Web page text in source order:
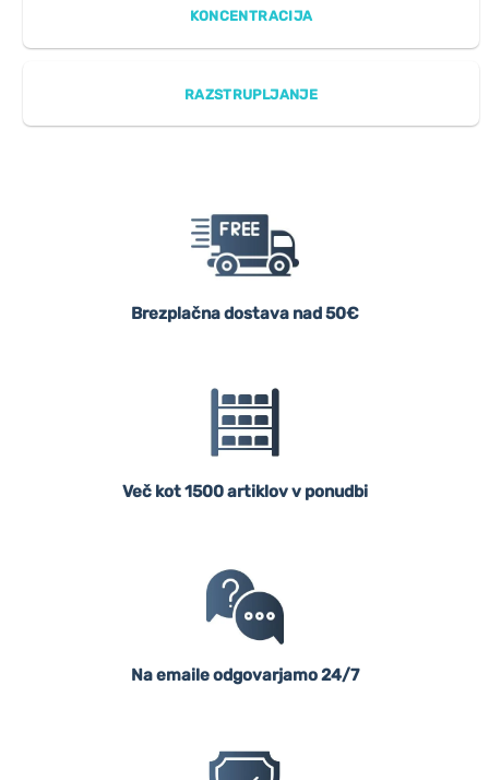
KONCENTRACIJA
RAZSTRUPLJANJE
Brezplačna dostava nad 50€
Več kot 1500 artiklov v ponudbi
Na emaile odgovarjamo 24/7